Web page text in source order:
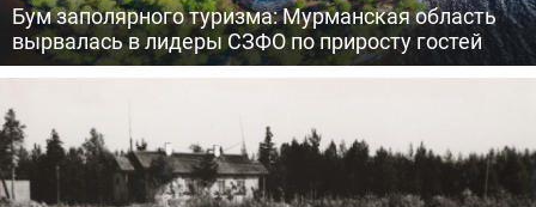
Бум заполярного туризма: Мурманская область
вырвалась в лидеры СЗФО по приросту гостей